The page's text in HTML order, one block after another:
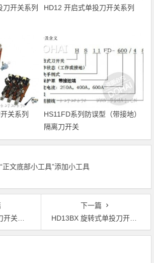
开关系列 HD12 开启式单投刀开关系列
关系列
HS11FD系列防误型（带接地）
隔离刀开关
正文底部小工具”添加小工具
系列
下一篇
HD13BX 旋转式单投刀开关系列